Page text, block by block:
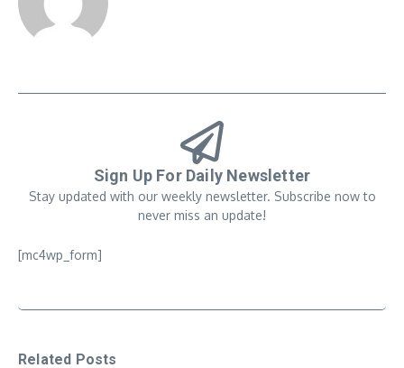
Sign Up For Daily Newsletter
Stay updated with our weekly newsletter. Subscribe now to
never miss an update!
[mc4wp_form]
Related Posts